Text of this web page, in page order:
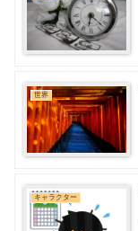
世界
キャラクター